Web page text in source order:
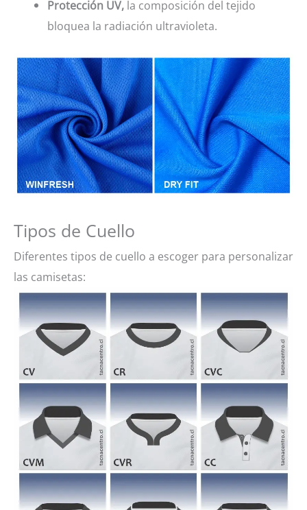
Protección UV, la composición del tejido
bloquea la radiación ultravioleta.
Tipos de Cuello
Diferentes tipos de cuello a escoger para personalizar
las camisetas: